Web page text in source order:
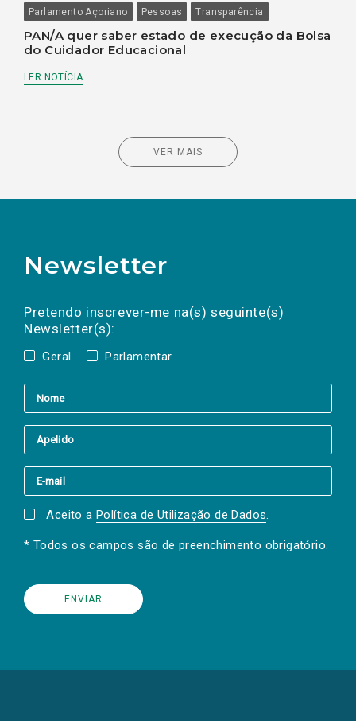
Parlamento Açoriano
Pessoas Transparência
PAN/A quer saber estado de execução da Bolsa
do Cuidador Educacional
LER NOTÍCIA
VER MAIS
Newsletter
Pretendo inscrever-me na(s) seguinte(s)
Newsletter(s):
Geral Parlamentar
a(s) newsletter(s).
mail
Aceito a Política de Utilização de Dados.
* Todos os campos são de preenchimento obrigatório.